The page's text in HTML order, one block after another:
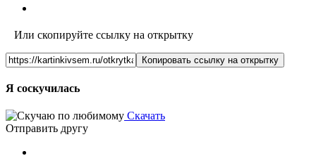
Или скопируйте ссылку на открытку
Копировать ссылку на открытку
Я соскучилась
Скачать
Отправить другу